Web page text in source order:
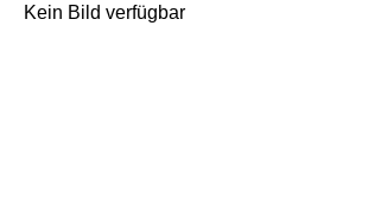
Kein Bild verfügbar